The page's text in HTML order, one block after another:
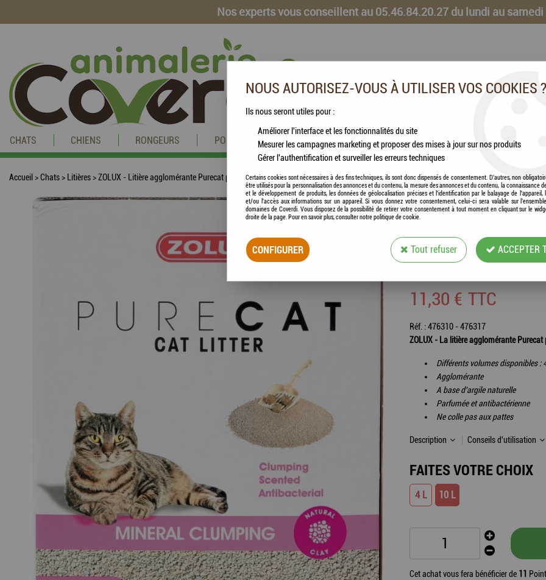
Nos experts vous conseillent au 05.46.84.20.27 du lundi au samedi
CHATS CHIENS RONGEURS POISSONS CHEVAUX VOLAILLES ANIMAUX DE LA FERME
Accueil >Chats> Litières>ZOLUX - Litière agglomérante Purecat parfumée antibactérienne
11 ,30 € TTC
Réf. :476310 - 476317
ZOLUX - La litière agglomérante
Différents volumes disponibles :
Agglomérante
A base d'argile naturelle
Parfumée et antibactérienne
Ne colle pas aux pattes
Description Conseils d'utilisation
FAITES VOTRE CHOIX
4 L 10 L
Cet achat vous fera bénéficier de 11
NOUS AUTORISEZ-VOUS À UTILISER VOS COOKIES ?
Ils nous seront utiles pour :
Améliorer l'interface et les fonctionnalités du site
Mesurer les campagnes marketing et proposer des mises à jour sur nos produits
Gérer l'authentification et surveiller les erreurs techniques
Certains cookies sont nécessaires à des fins techniques, ils sont donc dispensés de consentement. D'autres, non
être utilisés pour la personnalisation des annonces et du contenu, la mesure des annonces et du contenu, la connaissance
et le développement de produits, les données de géolocalisation précises et l'identification par le balayage de l'appareil,
et/ou l'accès aux informations sur un appareil. Si vous donnez votre consentement, celui-ci sera valable sur
domaines de Coverdi. Vous disposez de la possibilité de retirer votre consentement à tout moment en cliquant sur le
droite de la page. Pour en savoir plus, consulter notre politique de cookie.
CONFIGURER Tout refuser ACCEPTER